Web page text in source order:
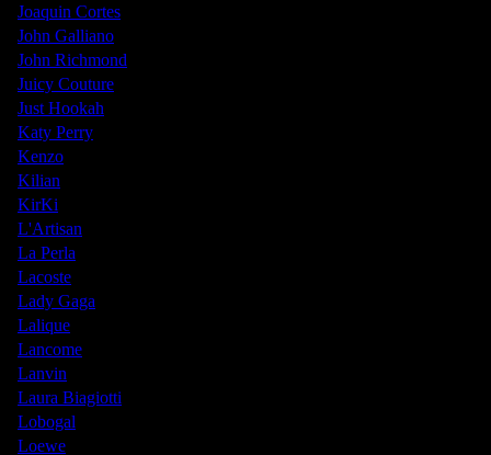
Joaquin Cortes
John Galliano
John Richmond
Juicy Couture
Just Hookah
Katy Perry
Kenzo
Kilian
KirKi
L'Artisan
La Perla
Lacoste
Lady Gaga
Lalique
Lancome
Lanvin
Laura Biagiotti
Lobogal
Loewe